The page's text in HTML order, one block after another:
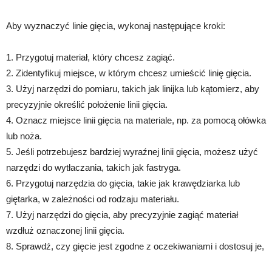
Aby wyznaczyć linie gięcia, wykonaj następujące kroki:
1. Przygotuj materiał, który chcesz zagiąć.
2. Zidentyfikuj miejsce, w którym chcesz umieścić linię gięcia.
3. Użyj narzędzi do pomiaru, takich jak linijka lub kątomierz, aby
precyzyjnie określić położenie linii gięcia.
4. Oznacz miejsce linii gięcia na materiale, np. za pomocą ołówka
lub noża.
5. Jeśli potrzebujesz bardziej wyraźnej linii gięcia, możesz użyć
narzędzi do wytłaczania, takich jak fastryga.
6. Przygotuj narzędzia do gięcia, takie jak krawędziarka lub
giętarka, w zależności od rodzaju materiału.
7. Użyj narzędzi do gięcia, aby precyzyjnie zagiąć materiał
wzdłuż oznaczonej linii gięcia.
8. Sprawdź, czy gięcie jest zgodne z oczekiwaniami i dostosuj je,